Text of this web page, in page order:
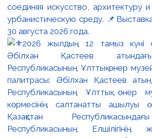
соединяя искусство, архитектуру
урбанистическую среду.
30 августа 2026 года.